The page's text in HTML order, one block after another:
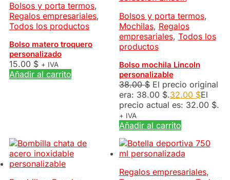
Bolsos y porta termos,
Regalos empresariales,
Todos los productos
Bolso matero troquero
personalizado
15.00 $ + IVA
Añadir al carrito
Bolsos y porta termos,
Mochilas, Regalos
empresariales, Todos los
productos
Bolso mochila Lincoln
personalizable
38.00$ El precio original
era: 38.00 $.32.00 $El
precio actual es: 32.00 $.
+ IVA
Añadir al carrito
Regalos empresariales,